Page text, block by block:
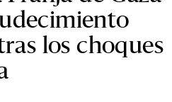
los choques